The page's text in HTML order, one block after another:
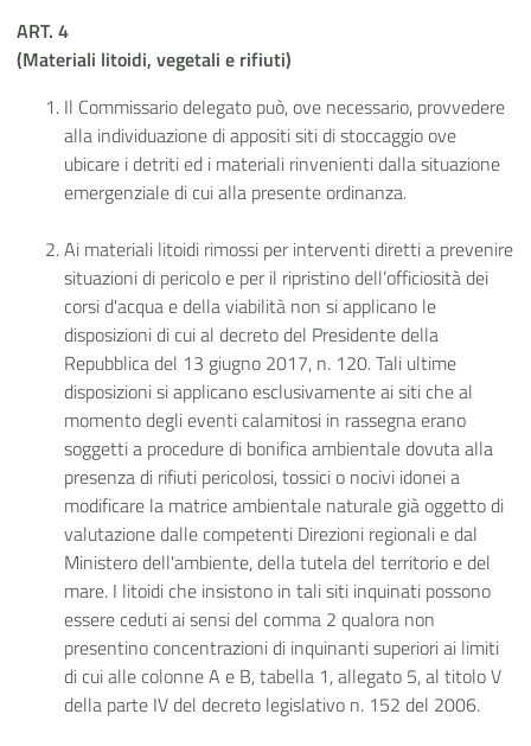
ART. 4
(Materiali litoidi, vegetali e rifiuti)
Il Commissario delegato può, ove necessario, provvedere
alla individuazione di appositi siti di stoccaggio ove
ubicare i detriti ed i materiali rinvenienti dalla situazione
emergenziale di cui alla presente ordinanza.
Ai materiali litoidi rimossi per interventi diretti a prevenire
situazioni di pericolo e per il ripristino dell’officiosità dei
corsi d'acqua e della viabilità non si applicano le
disposizioni di cui al decreto del Presidente della
Repubblica del 13 giugno 2017, n. 120. Tali ultime
disposizioni si applicano esclusivamente ai siti che al
momento degli eventi calamitosi in rassegna erano
soggetti a procedure di bonifica ambientale dovuta alla
presenza di rifiuti pericolosi, tossici o nocivi idonei a
modificare la matrice ambientale naturale già oggetto di
valutazione dalle competenti Direzioni regionali e dal
Ministero dell'ambiente, della tutela del territorio e del
mare. I litoidi che insistono in tali siti inquinati possono
essere ceduti ai sensi del comma 2 qualora non
presentino concentrazioni di inquinanti superiori ai limiti
di cui alle colonne A e B, tabella 1, allegato 5, al titolo V
della parte IV del decreto legislativo n. 152 del 2006.